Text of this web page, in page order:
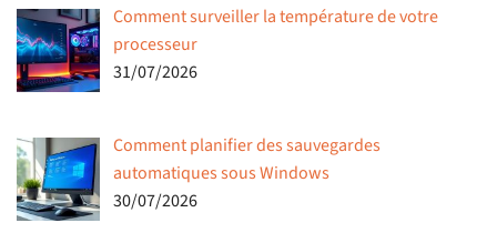
Comment surveiller la température de votre
processeur
31/07/2026
Comment planifier des sauvegardes
automatiques sous Windows
30/07/2026